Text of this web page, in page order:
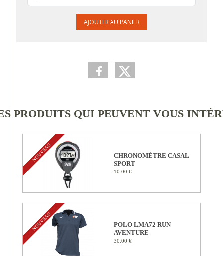
AJOUTER AU PANIER
PRODUITS QUI PEUVENT VOUS
CHRONOMÈTRE CASAL
SPORT
10.00 €
NOUVEAU
POLO LMA72 RUN
AVENTURE
30.00 €
NOUVEAU